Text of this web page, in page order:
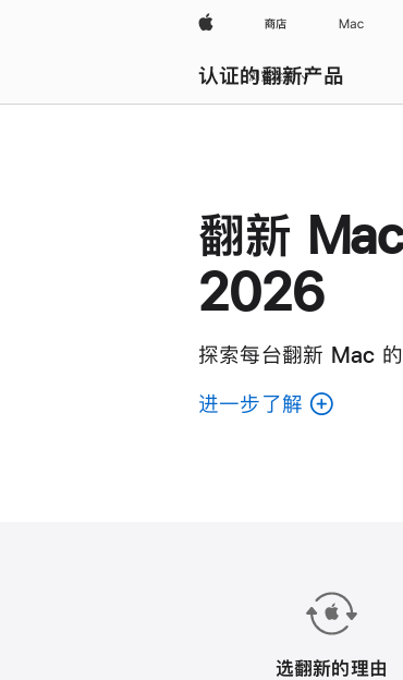
Apple 商店 Mac
认证的翻新产品
浏览全部
翻新
2026
探索每台翻新 Mac 的
进一步了解
Mac。
选翻新的理由